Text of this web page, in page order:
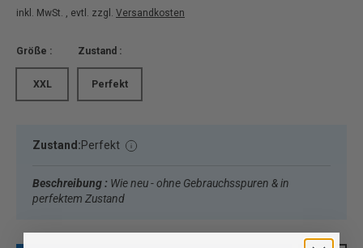
inkl. MwSt. , evtl. zzgl. Versandkosten
Größe :
XXL
Zustand :
Perfekt
Zustand:Perfekt
Beschreibung : Wie neu - ohne Gebrauchsspuren & in
perfektem Zustand